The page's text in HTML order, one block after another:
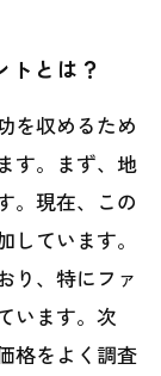
トとは？
を収めるため
す。まず、地
。現在、この
ています。
り、特にファ
います。次
格をよく調査